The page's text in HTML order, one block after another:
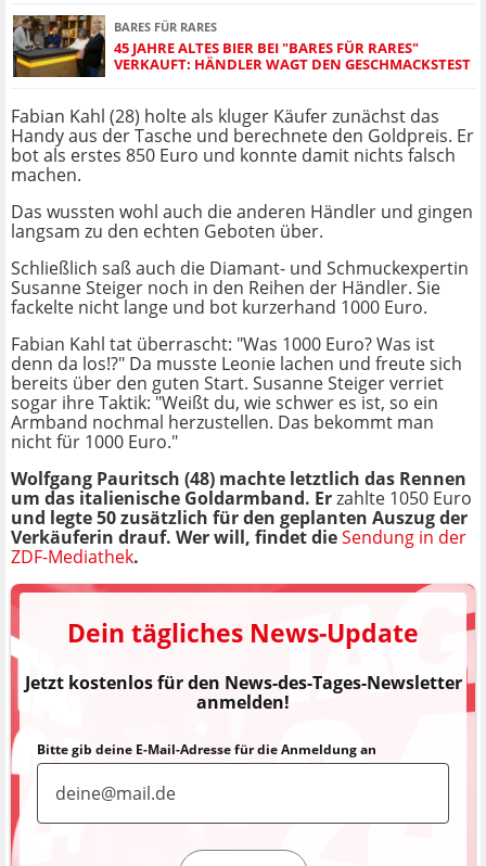
BARES FÜR RARES
45 JAHRE ALTES BIER BEI "BARES FÜR RARES"
VERKAUFT: HÄNDLER WAGT DEN GESCHMACKSTEST
Fabian Kahl (28) holte als kluger Käufer zunächst das
Handy aus der Tasche und berechnete den Goldpreis. Er
bot als erstes 850 Euro und konnte damit nichts falsch
machen.
Das wussten wohl auch die anderen Händler und gingen
langsam zu den echten Geboten über.
Schließlich saß auch die Diamant- und Schmuckexpertin
Susanne Steiger noch in den Reihen der Händler. Sie
fackelte nicht lange und bot kurzerhand 1000 Euro.
Fabian Kahl tat überrascht: "Was 1000 Euro? Was ist
denn da los!?" Da musste Leonie lachen und freute sich
bereits über den guten Start. Susanne Steiger verriet
sogar ihre Taktik: "Weißt du, wie schwer es ist, so ein
Armband nochmal herzustellen. Das bekommt man
nicht für 1000 Euro."
Wolfgang Pauritsch (48) machte letztlich das Rennen
um das italienische Goldarmband. Erzahlte 1050 Euro
und legte 50 zusätzlich für den geplanten Auszug der
Verkäuferin drauf. Wer will, findet dieSendung in der
ZDF-Mediathek.
Dein tägliches News-Update
Jetzt kostenlos für den News-des-Tages-Newsletter
anmelden!
Bitte gib deine E-Mail-Adresse für die Anmeldung an